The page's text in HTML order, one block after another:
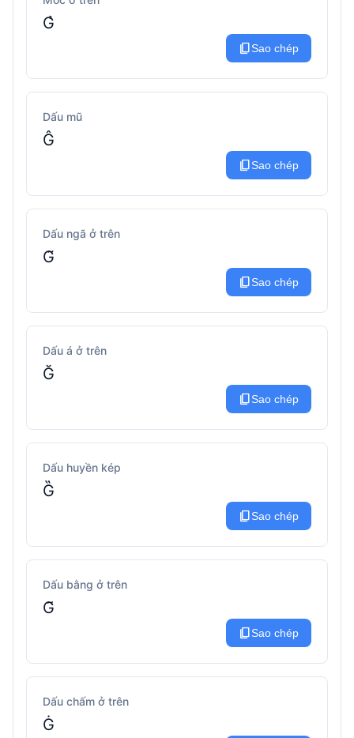
G̉
content_copySao chép
Dấu mũ
Ĝ
content_copySao chép
Dấu ngã ở trên
G̃
content_copySao chép
Dấu á ở trên
Ğ
content_copySao chép
Dấu huyền kép
G̏
content_copySao chép
Dấu bằng ở trên
G͂
content_copySao chép
Dấu chấm ở trên
Ġ